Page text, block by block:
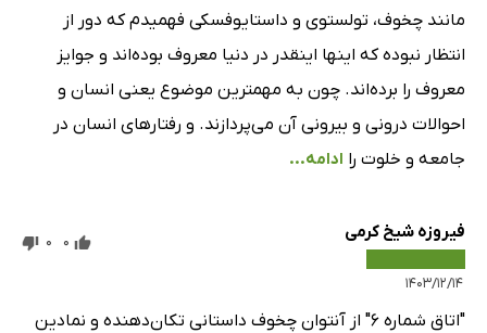
مانند چخوف، تولستوی و داستایوفسکی فهمیدم که دور از
انتظار نبوده که اینها اینقدر در دنیا معروف بوده‌اند و جوایز
معروف را برده‌اند. چون به مهمترین موضوع یعنی انسان و
احوالات درونی و بیرونی آن می‌پردازند. و رفتارهای انسان در
جامعه و خلوت را ادامه...
فیروزه شیخ کرمی
۱۴۰۳/۱۲/۱۴
0
0
"اتاق شماره ۶" از آنتوان چخوف داستانی تکان‌دهنده و نمادین